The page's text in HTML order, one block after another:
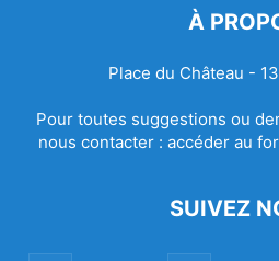
À
Place du Château -
Pour toutes suggestions ou
nous contacter : accéder au
SUIVEZ